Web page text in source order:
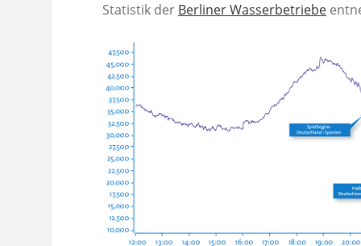
Statistik der Berliner Wasserbetriebe